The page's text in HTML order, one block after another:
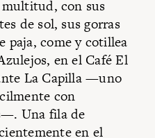
con sus
de sol, sus gorras
paja, come y cotillea
en el Café El
La Capilla —uno
con
Una fila de
en el